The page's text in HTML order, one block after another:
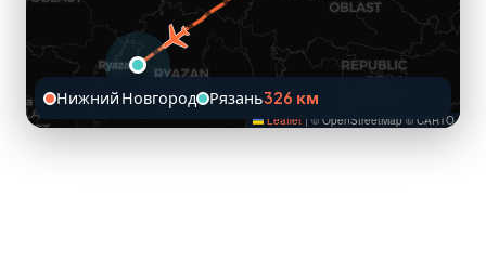
Leaflet | © OpenStreetMap © CARTO
Нижний Новгород Рязань326 км